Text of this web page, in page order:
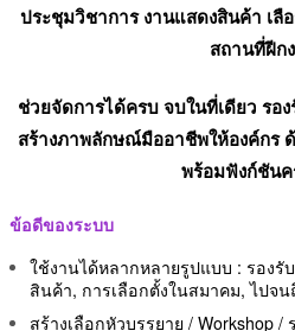
ประชุมวิชาการ งานแสดงสินค้า เลื
สถานที่ฝีก
ช่วยจัดการได้ครบ จบในที่เดียว รอ
สร้างภาพลักษณ์มืออาชีพให้องค์กร
พร้อมฟังก์ชัน
ข้อดีของระบบ
ใช้งานได้หลากหลายรูปแบบ : รองรั
สินค้า, การเลือกตั้งในสมาคม, ไปจ
สร้างเลือกหัวบรรยาย / Workshop